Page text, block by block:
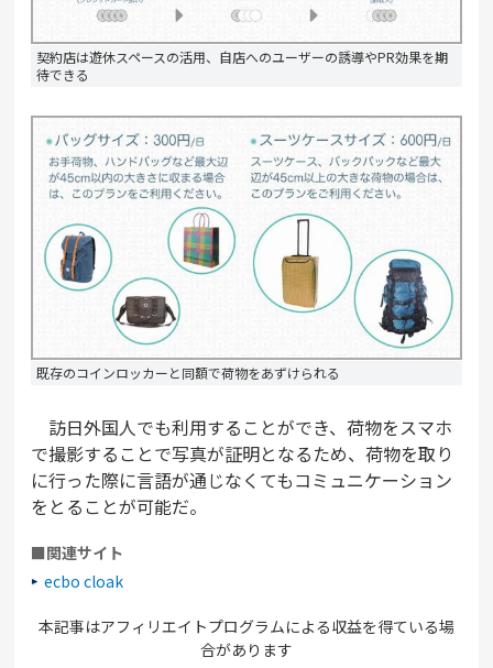
契約店は遊休スペースの活用、自店へのユーザーの誘導やPR効果を期
待できる
既存のコインロッカーと同額で荷物をあずけられる
訪日外国人でも利用することができ、荷物をスマホ
で撮影することで写真が証明となるため、荷物を取り
に行った際に言語が通じなくてもコミュニケーション
をとることが可能だ。
■関連サイト
ecbo cloak
本記事はアフィリエイトプログラムによる収益を得ている場
合があります